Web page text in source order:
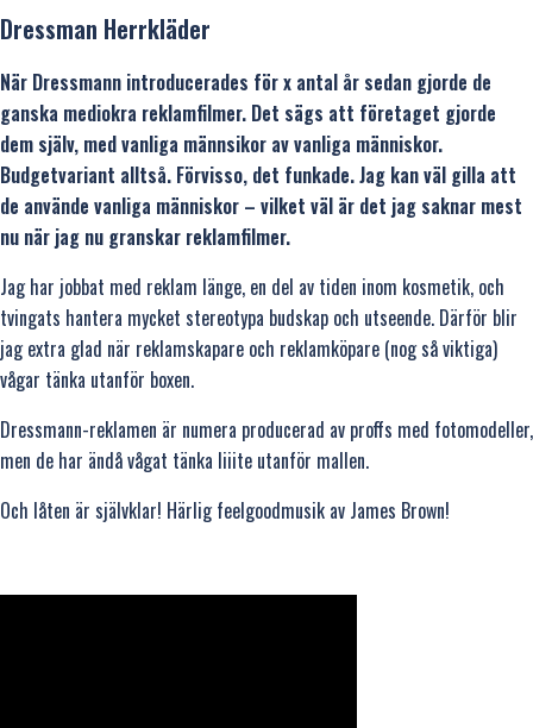
Dressman Herrkläder
När Dressmann introducerades för x antal år sedan gjorde de
ganska mediokra reklamfilmer. Det sägs att företaget gjorde
dem själv, med vanliga männsikor av vanliga människor.
Budgetvariant alltså. Förvisso, det funkade. Jag kan väl gilla att
de använde vanliga människor – vilket väl är det jag saknar mest
nu när jag nu granskar reklamfilmer.
Jag har jobbat med reklam länge, en del av tiden inom kosmetik, och
tvingats hantera mycket stereotypa budskap och utseende. Därför blir
jag extra glad när reklamskapare och reklamköpare (nog så viktiga)
vågar tänka utanför boxen.
Dressmann-reklamen är numera producerad av proffs med fotomodeller,
men de har ändå vågat tänka liiite utanför mallen.
Och låten är självklar! Härlig feelgoodmusik av James Brown!